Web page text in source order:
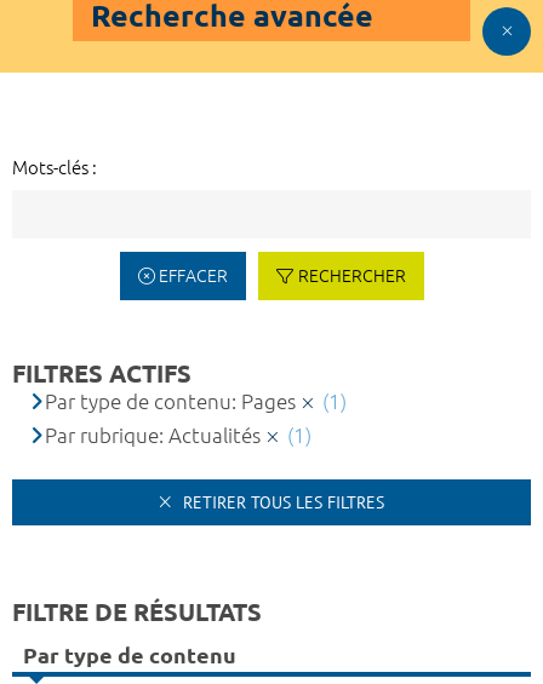
Recherche avancée
Mots-clés :
EFFACER RECHERCHER
FILTRES ACTIFS
Par type de contenu: Pages
(1)
Par rubrique: Actualités
(1)
RETIRER TOUS LES FILTRES
FILTRE DE RÉSULTATS
Par type de contenu